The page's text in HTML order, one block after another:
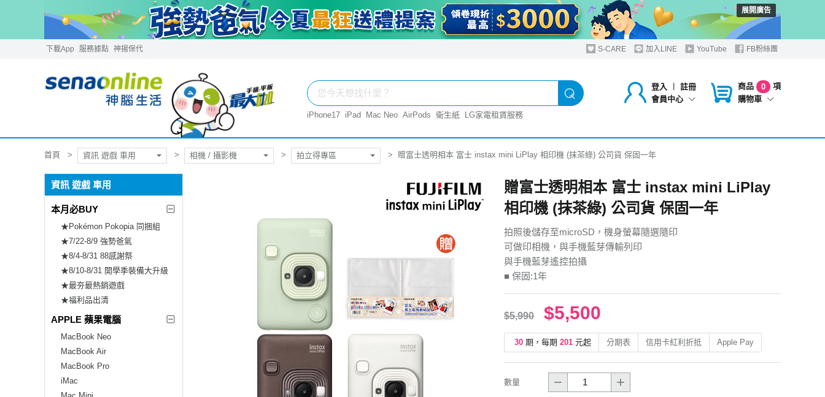
展開廣告
下載App 服務據點 神揚保代 S-CARE 加入LINE YouTube FB粉絲團
登入 ︱
註冊
會員中心
商品 0
項
購物車
iPhone17 iPad Mac Neo AirPods 衛生紙 LG家電租賃服務
首頁 資訊 遊戲 車用 相機 / 攝影機 拍立得專區 贈富士透明相本 富士 instax mini LiPlay 相印機 (抹茶綠) 公司貨 保固一年
資訊 遊戲 車用
本月必BUY
★Pokémon Pokopia 同捆組
★7/22-8/9 強勢爸氣
★8/4-8/31 88感謝祭
★8/10-8/31 開學季裝備大升級
★最夯最熱銷遊戲
★福利品出清
APPLE 蘋果電腦
MacBook Neo
MacBook Air
MacBook Pro
iMac
贈富士透明相本 富士 instax mini LiPlay
相印機 (抹茶綠) 公司貨 保固一年
拍照後儲存至microSD，機身螢幕隨選隨印
可做印相機，與手機藍芽傳輸列印
與手機藍芽遙控拍攝
■ 保固:1年
$5,990 $5,500
30 期，每期 201 元起 分期表 信用卡紅利折抵 Apple Pay
數量